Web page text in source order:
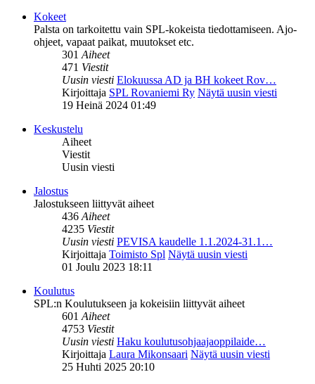
Kokeet
Palsta on tarkoitettu vain SPL-kokeista tiedottamiseen. Ajo-
ohjeet, vapaat paikat, muutokset etc.
301Aiheet
471 Viestit
Uusin viesti Elokuussa AD ja BH kokeet Rov…
Kirjoittaja SPL Rovaniemi Ry Näytä uusin viesti
19 Heinä 2024 01:49
Keskustelu
Aiheet
Viestit
Uusin viesti
Jalostus
Jalostukseen liittyvät aiheet
436Aiheet
4235 Viestit
Uusin viesti PEVISA kaudelle 1.1.2024-31.1…
Kirjoittaja Toimisto Spl Näytä uusin viesti
01 Joulu 2023 18:11
Koulutus
SPL:n Koulutukseen ja kokeisiin liittyvät aiheet
601Aiheet
4753 Viestit
Uusin viesti Haku koulutusohjaajaoppilaide…
Kirjoittaja Laura Mikonsaari Näytä uusin viesti
25 Huhti 2025 20:10